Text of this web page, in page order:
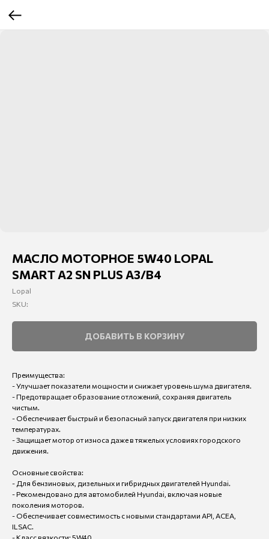
МАСЛО МОТОРНОЕ 5W40 LOPAL
SMART A2 SN PLUS A3/B4
Lopal
SKU:
ДОБАВИТЬ В КОРЗИНУ
Преимущества:
- Улучшает показатели мощности и снижает уровень шума двигателя.
- Предотвращает образование отложений, сохраняя двигатель
чистым.
- Обеспечивает быстрый и безопасный запуск двигателя при низких
температурах.
- Защищает мотор от износа даже в тяжелых условиях городского
движения.
Основные свойства:
- Для бензиновых, дизельных и гибридных двигателей Hyundai.
- Рекомендовано для автомобилей Hyundai, включая новые
поколения моторов.
- Обеспечивает совместимость с новыми стандартами API, ACEA,
ILSAC.
- Класс вязкости: 5W40.